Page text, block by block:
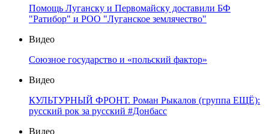
Помощь Луганску и Первомайску доставили БФ
"Ратибор" и РОО "Луганское землячество"
Видео
Союзное государство и «польский фактор»
Видео
КУЛЬТУРНЫЙ ФРОНТ. Роман Рыкалов (группа ЕЩЁ):
русский рок за русский #Донбасс
Видео